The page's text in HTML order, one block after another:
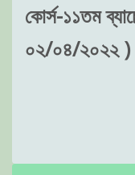
কোর্স-১১তম
০২/০৪/২০২২ )